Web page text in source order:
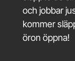
och jobbar
kommer
öron öppna!